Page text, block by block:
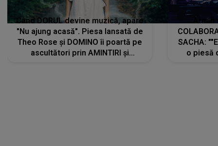
Când DORUL devine muzică, apare
"Nu ajung acasă". Piesa lansată de
Theo Rose și DOMINO îi poartă pe
ascultători prin AMINTIRI și
SACHA:
o piesă